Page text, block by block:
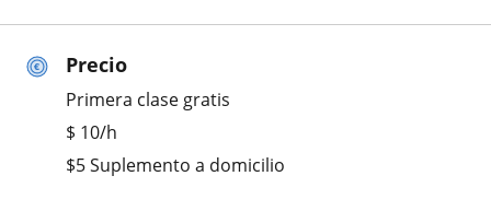
Precio
Primera clase gratis
$ 10/h
$5 Suplemento a domicilio